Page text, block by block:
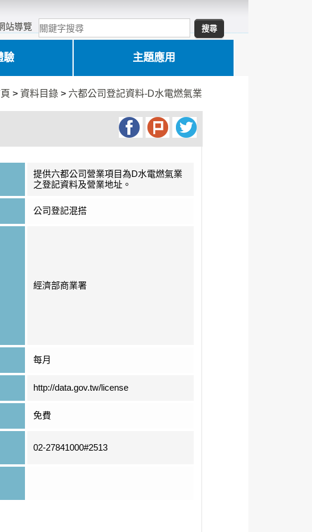
站導覽
驗 主題應用
>資料目錄 > 六都公司登記資料-D水電燃氣業
提供六都公司營業項目為D水電燃氣業
之登記資料及營業地址。
公司登記混搭
經濟部商業署
每月
http://data.gov.tw/license
免費
02-27841000#2513